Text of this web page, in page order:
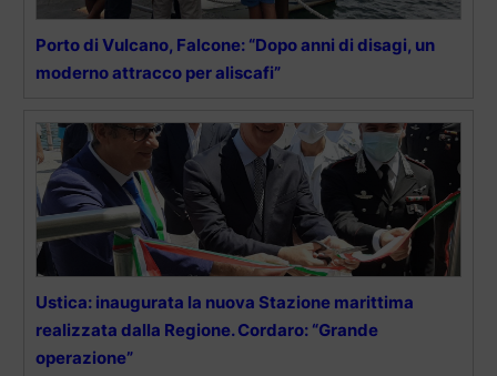
Porto di Vulcano, Falcone: “Dopo anni di disagi, un
moderno attracco per aliscafi”
Ustica: inaugurata la nuova Stazione marittima
realizzata dalla Regione. Cordaro: “Grande
operazione”